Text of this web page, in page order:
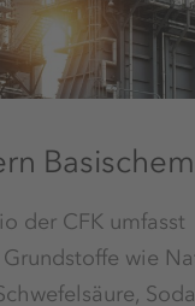
der CFK umfasst
wie
Soda